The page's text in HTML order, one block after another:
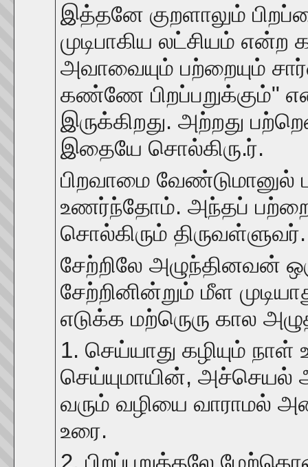
இத்தனே குறளாலும்
முடிபாகிய லட்சியம்
அவாவையும் பற்றையும்
கண்ணே பிறப்பறுக்கும்"
இருக்கிறது. அற்றது
இதையே சொல்கிரு.ர்.
பிறவாமை
உணர்ந்தோம். அந்தப் பற்றை
சொல்கிரும் திருவள்ளுவர்.
சேற்றிலே அழுந்தினவன்
சேற்றினின்றும் மீள
எடுக்க மற்ருெரு கால
1. செய்யாது கழியும்
செய்யுமாயின்,
வரும் வழியை வாராமல்
உரை.
2. பிறப்பறுத்தலே